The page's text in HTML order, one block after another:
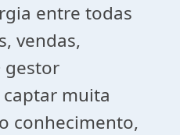
entre todas
vendas,
gestor
muita
conhecimento,